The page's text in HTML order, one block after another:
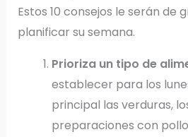
Estos 10 consejos le serán de
planificar su semana.
Prioriza un tipo de
establecer para los
principal las verduras,
preparaciones con